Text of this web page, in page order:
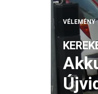
VÉLEMÉNY